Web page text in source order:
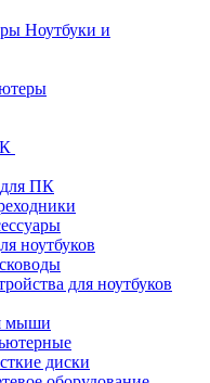
Ноутбуки и
для ПК
ноутбуков
для ноутбуков
мыши
диски